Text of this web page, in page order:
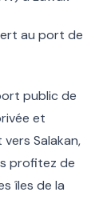
au port de
public de
et
Salakan,
profitez de
îles de la